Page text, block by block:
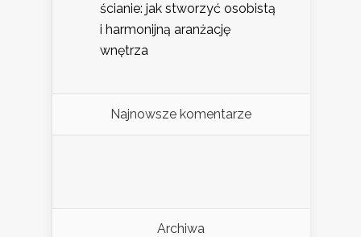
ścianie: jak stworzyć osobistą
i harmonijną aranżację
wnętrza
Najnowsze komentarze
Archiwa